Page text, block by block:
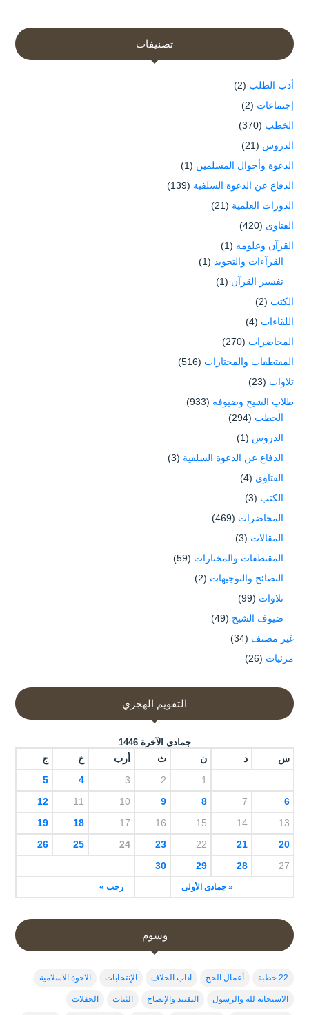
تصنيفات
أدب الطلب (2)
إجتماعات (2)
الخطب (370)
الدروس (21)
الدعوة وأحوال المسلمين (1)
الدفاع عن الدعوة السلفية (139)
الدورات العلمية (21)
الفتاوى (420)
القرآن وعلومه (1)
القرآءات والتجويد (1)
تفسير القرآن (1)
الكتب (2)
اللقاءات (4)
المحاضرات (270)
المقتطفات والمختارات (516)
تلاوات (23)
طلاب الشيخ وضيوفه (933)
الخطب (294)
الدروس (1)
الدفاع عن الدعوة السلفية (3)
الفتاوى (4)
الكتب (3)
المحاضرات (469)
المقالات (3)
المقتطفات والمختارات (59)
النصائح والتوجيهات (2)
تلاوات (99)
ضيوف الشيخ (49)
غير مصنف (34)
مرئيات (26)
التقويم الهجري
جمادى الآخرة 1446
س د ن ث أرب خ ج
« جمادى الأولى رجب »
1
2
3
4
5
6
7
8
9
10
11
12
13
14
15
16
17
18
19
20
21
22
23
24
25
26
27
28
29
30
وسوم
22 خطبة أعمال الحج اداب الخلاف الإنتخابات الاخوة الاسلامية
الاستجابة لله والرسول التقييد والإيضاح الثبات الحفلات